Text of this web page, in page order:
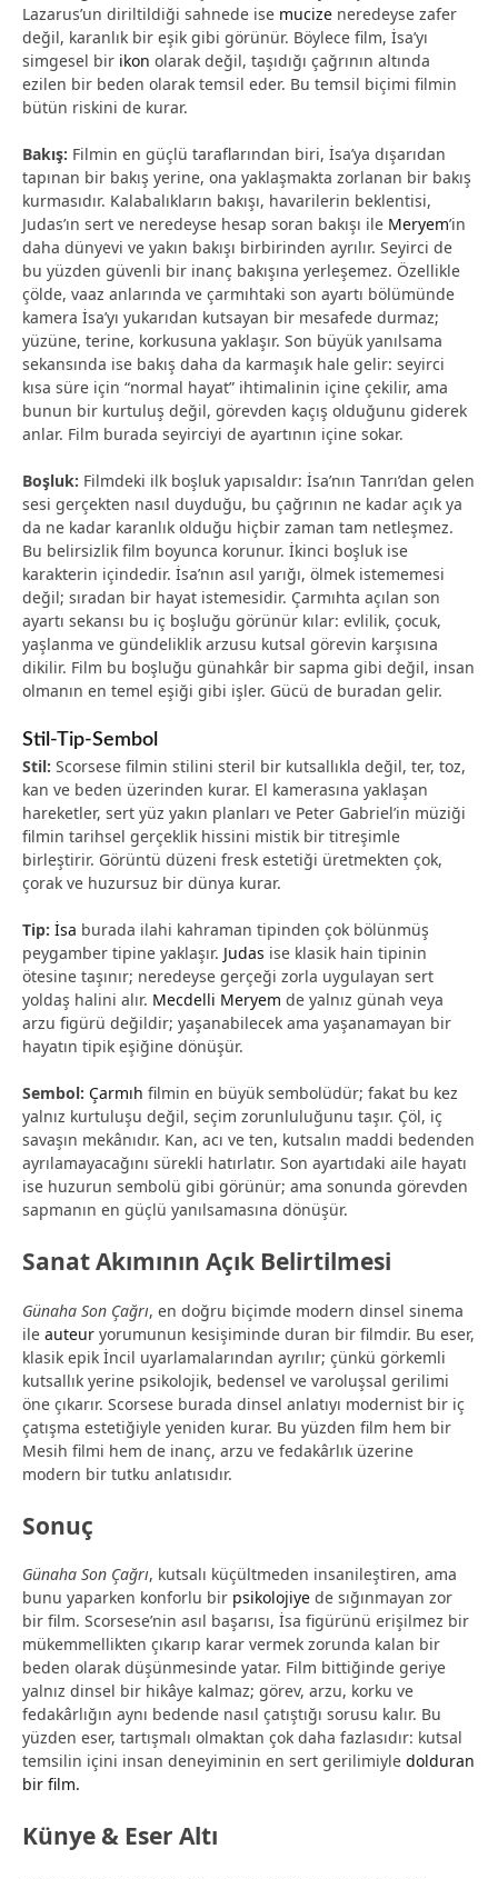
Lazarus’un diriltildiği sahnede ise mucize neredeyse zafer
değil, karanlık bir eşik gibi görünür. Böylece film, İsa’yı
simgesel bir ikon olarak değil, taşıdığı çağrının altında
ezilen bir beden olarak temsil eder. Bu temsil biçimi filmin
bütün riskini de kurar.
Bakış: Filmin en güçlü taraflarından biri, İsa’ya dışarıdan
tapınan bir bakış yerine, ona yaklaşmakta zorlanan bir bakış
kurmasıdır. Kalabalıkların bakışı, havarilerin beklentisi,
Judas’ın sert ve neredeyse hesap soran bakışı ile Meryem’in
daha dünyevi ve yakın bakışı birbirinden ayrılır. Seyirci de
bu yüzden güvenli bir inanç bakışına yerleşemez. Özellikle
çölde, vaaz anlarında ve çarmıhtaki son ayartı bölümünde
kamera İsa’yı yukarıdan kutsayan bir mesafede durmaz;
yüzüne, terine, korkusuna yaklaşır. Son büyük yanılsama
sekansında ise bakış daha da karmaşık hale gelir: seyirci
kısa süre için “normal hayat” ihtimalinin içine çekilir, ama
bunun bir kurtuluş değil, görevden kaçış olduğunu giderek
anlar. Film burada seyirciyi de ayartının içine sokar.
Boşluk: Filmdeki ilk boşluk yapısaldır: İsa’nın Tanrı’dan gelen
sesi gerçekten nasıl duyduğu, bu çağrının ne kadar açık ya
da ne kadar karanlık olduğu hiçbir zaman tam netleşmez.
Bu belirsizlik film boyunca korunur. İkinci boşluk ise
karakterin içindedir. İsa’nın asıl yarığı, ölmek istememesi
değil; sıradan bir hayat istemesidir. Çarmıhta açılan son
ayartı sekansı bu iç boşluğu görünür kılar: evlilik, çocuk,
yaşlanma ve gündeliklik arzusu kutsal görevin karşısına
dikilir. Film bu boşluğu günahkâr bir sapma gibi değil, insan
olmanın en temel eşiği gibi işler. Gücü de buradan gelir.
Stil-Tip-Sembol
Stil: Scorsese filmin stilini steril bir kutsallıkla değil, ter, toz,
kan ve beden üzerinden kurar. El kamerasına yaklaşan
hareketler, sert yüz yakın planları ve Peter Gabriel’in müziği
filmin tarihsel gerçeklik hissini mistik bir titreşimle
birleştirir. Görüntü düzeni fresk estetiği üretmekten çok,
çorak ve huzursuz bir dünya kurar.
Tip: İsa burada ilahi kahraman tipinden çok bölünmüş
peygamber tipine yaklaşır. Judas ise klasik hain tipinin
ötesine taşınır; neredeyse gerçeği zorla uygulayan sert
yoldaş halini alır. Mecdelli Meryem de yalnız günah veya
arzu figürü değildir; yaşanabilecek ama yaşanamayan bir
hayatın tipik eşiğine dönüşür.
Sembol: Çarmıh filmin en büyük sembolüdür; fakat bu kez
yalnız kurtuluşu değil, seçim zorunluluğunu taşır. Çöl, iç
savaşın mekânıdır. Kan, acı ve ten, kutsalın maddi bedenden
ayrılamayacağını sürekli hatırlatır. Son ayartıdaki aile hayatı
ise huzurun sembolü gibi görünür; ama sonunda görevden
sapmanın en güçlü yanılsamasına dönüşür.
Sanat Akımının Açık Belirtilmesi
Günaha Son Çağrı, en doğru biçimde modern dinsel sinema
ile auteur yorumunun kesişiminde duran bir filmdir. Bu eser,
klasik epik İncil uyarlamalarından ayrılır; çünkü görkemli
kutsallık yerine psikolojik, bedensel ve varoluşsal gerilimi
öne çıkarır. Scorsese burada dinsel anlatıyı modernist bir iç
çatışma estetiğiyle yeniden kurar. Bu yüzden film hem bir
Mesih filmi hem de inanç, arzu ve fedakârlık üzerine
modern bir tutku anlatısıdır.
Sonuç
Günaha Son Çağrı, kutsalı küçültmeden insanileştiren, ama
bunu yaparken konforlu bir psikolojiye de sığınmayan zor
bir film. Scorsese’nin asıl başarısı, İsa figürünü erişilmez bir
mükemmellikten çıkarıp karar vermek zorunda kalan bir
beden olarak düşünmesinde yatar. Film bittiğinde geriye
yalnız dinsel bir hikâye kalmaz; görev, arzu, korku ve
fedakârlığın aynı bedende nasıl çatıştığı sorusu kalır. Bu
yüzden eser, tartışmalı olmaktan çok daha fazlasıdır: kutsal
temsilin içini insan deneyiminin en sert gerilimiyle dolduran
bir film.
Künye & Eser Altı